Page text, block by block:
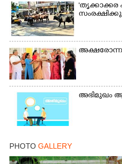
അഭിമുഖം
PHOTO GALLERY